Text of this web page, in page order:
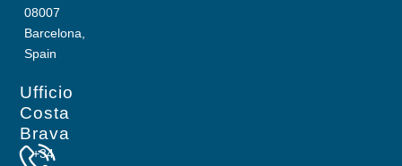
08007
Barcelona,
Spain
Ufficio
Costa
Brava
+34